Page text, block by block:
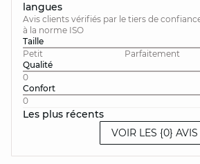
langues
Avis clients vérifiés par le tiers de
à la norme ISO
Taille
Petit
Parfaitement
Qualité
0
Confort
0
Les plus récents
VOIR LES {0} AVIS